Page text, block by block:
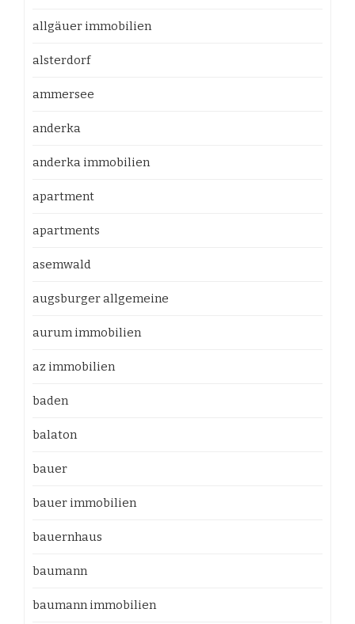
allgäuer immobilien
alsterdorf
ammersee
anderka
anderka immobilien
apartment
apartments
asemwald
augsburger allgemeine
aurum immobilien
az immobilien
baden
balaton
bauer
bauer immobilien
bauernhaus
baumann
baumann immobilien